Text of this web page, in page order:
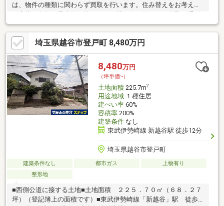
は、物件の種類に関わらず買取を行います。住み替えをお考えの
中です！！査定無料秘密厳守です。☆最新の相続情報が学べるセ
ミナーを随時実施しています。相続に関しては、毎月開催の無料
セミナーや相談サービスを提供し、専門家によるサポートも行い
ます。☆センチュリー21は全国の店舗数NO1！！弊社は昨年全店
舗で4位の実績があります。ネットワークを活かし、お客様に安心
と信頼のサービスを提供し、楽しい物件探しをサポートさせてい
ただきます。お気軽にご相談ください。
埼玉県越谷市登戸町 8,480万円
8,480万円
（坪単価:-）
土地面積225.7m2
用途地域１種住居
建ぺい率60%
容積率200%
建築条件なし
東武伊勢崎線 新越谷駅 徒歩12分
埼玉県越谷市登戸町
建築条件なし 都市ガス
上物有り
整形地
■西側公道に接する土地■土地面積 ２２５．７０㎡（６８．２７
坪）（登記簿上の面積です）■東武伊勢崎線「新越谷」駅 徒歩